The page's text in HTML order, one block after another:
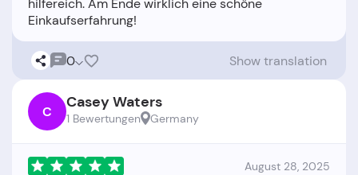
hilfereich. Am Ende wirklich eine schöne
0 Show translation
C Casey Waters
1 Bewertungen Germany
August 28, 2025